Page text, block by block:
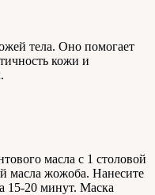
тела. Оно помогает
кожи и
масла с 1 столовой
масла жожоба. Нанесите
15-20 минут. Маска